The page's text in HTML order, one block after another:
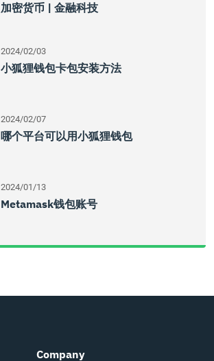
加密货币 | 金融科技
2024/02/03
小狐狸钱包卡包安装方法
2024/02/07
哪个平台可以用小狐狸钱包
2024/01/13
Metamask钱包账号
Company